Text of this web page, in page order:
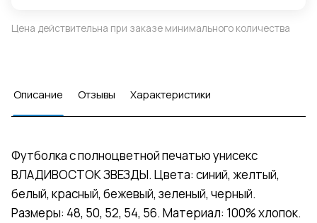
Цена действительна при заказе минимального количества
Описание Отзывы Характеристики
Футболка с полноцветной печатью унисекс
ВЛАДИВОСТОК ЗВЕЗДЫ. Цвета: синий, желтый,
белый, красный, бежевый, зеленый, черный.
Размеры: 48, 50, 52, 54, 56. Материал: 100% хлопок.